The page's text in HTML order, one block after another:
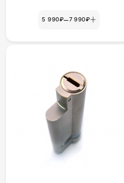
5 990₽–7 990₽